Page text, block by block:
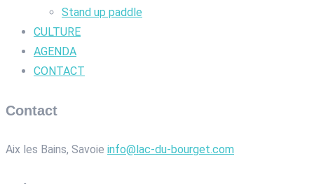
Stand up paddle
CULTURE
AGENDA
CONTACT
Contact
Aix les Bains, Savoie info@lac-du-bourget.com